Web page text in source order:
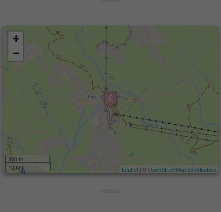
+
−
300 m
1000 ft
Leaflet | ©OpenStreetMap contributors